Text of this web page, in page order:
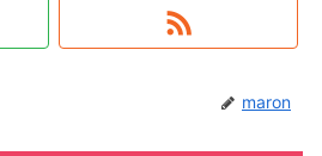
maron